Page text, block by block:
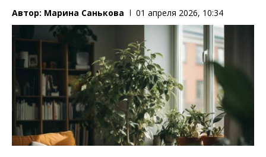
Автор: Марина Санькова 01 апреля 2026, 10:34